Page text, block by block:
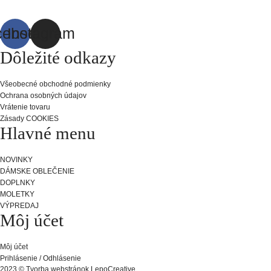
Instagram
Dôležité odkazy
Všeobecné obchodné podmienky
Ochrana osobných údajov
Vrátenie tovaru
Zásady COOKIES
Hlavné menu
NOVINKY
DÁMSKE OBLEČENIE
DOPLNKY
MOLETKY
VÝPREDAJ
Môj účet
Môj účet
Prihlásenie / Odhlásenie
2023 © Tvorba webstránok LepoCreative